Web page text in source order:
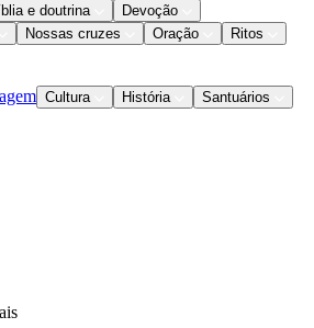
e doutrina
Devoção
Nossas cruzes Oração
Ritos
Cultura História
Santuários